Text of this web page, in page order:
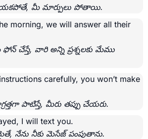
మీ మార్పులు పోతాయి.
morning, we will answer all their
చేస్తే, వారి అన్ని ప్రశ్నలకు మేము
carefully, you won’t make
పాటిస్తే, మీరు తప్పు చేయరు.
I will text you.
నేను నీకు మెసేజ్ పంపుతాను.